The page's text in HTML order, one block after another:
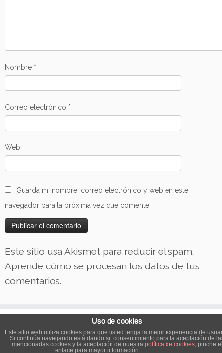
Nombre *
Correo electrónico *
Web
Guarda mi nombre, correo electrónico y web en este
navegador para la próxima vez que comente.
Este sitio usa Akismet para reducir el spam.
Aprende cómo se procesan los datos de tus
comentarios.
·© 2026 Las Tartas del Cachorro·Funciona con
·
Diseñado con elTema Customizr·
Uso de cookies
Este sitio web utiliza cookies para que usted tenga la mejor experiencia de
Si continúa navegando está dando su consentimiento para la aceptación de
mencionadas cookies y la aceptación de nuestra política de cookies, pinche el
enlace para mayor información.